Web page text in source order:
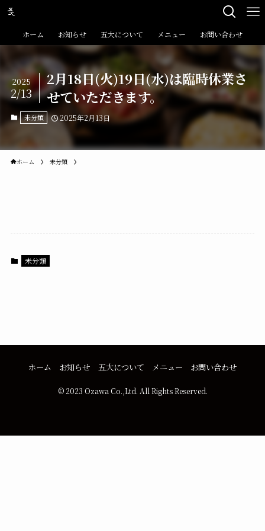
ホーム お知らせ 五大について メニュー お問い合わせ
2月18日(火)19日(水)は臨時休業さ
せていただきます。
2025
2/13
未分類 2025年2月13日
ホーム 未分類
未分類
ホーム お知らせ 五大について メニュー お問い合わせ
©2023 Ozawa Co.,Ltd. All Rights Reserved.